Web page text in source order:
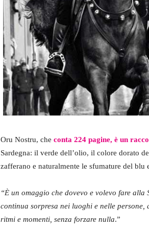
Oru Nostru, che conta 224 pagine, è un
Sardegna: il verde dell’olio, il colore dorato
zafferano e naturalmente le sfumature del blu
“È un omaggio che dovevo e volevo fare alla
continua sorpresa nei luoghi e nelle
ritmi e momenti, senza forzare nulla.”